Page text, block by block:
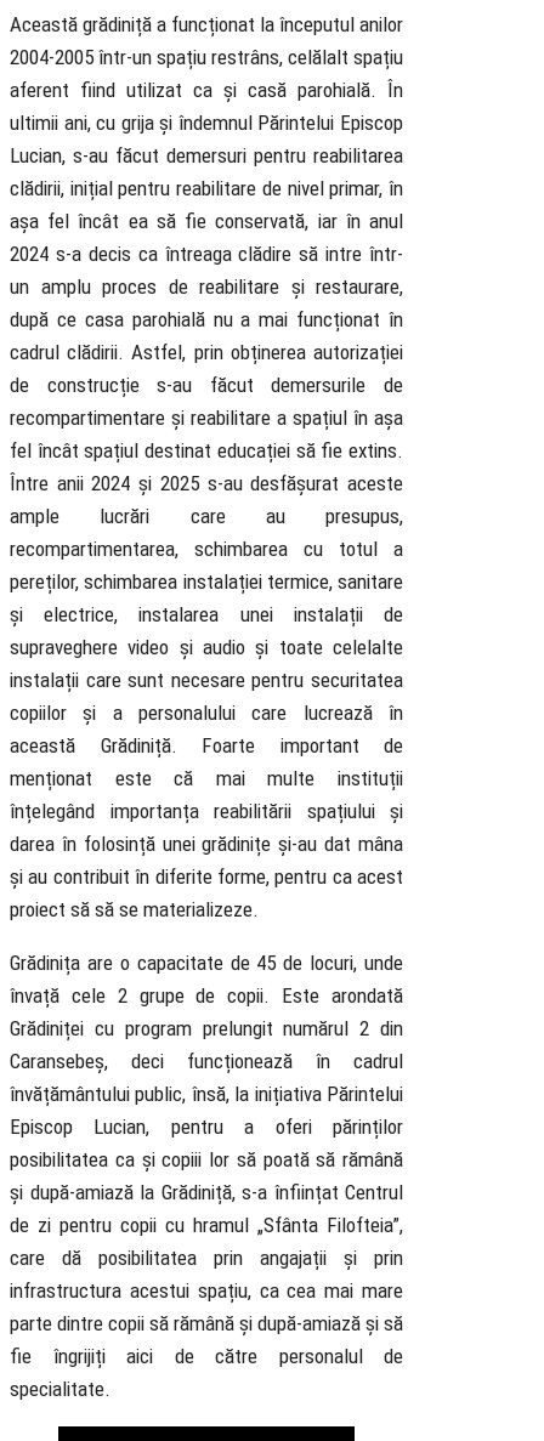
Această grădiniță a funcționat la începutul anilor
2004-2005 într-un spațiu restrâns, celălalt spațiu
aferent fiind utilizat ca și casă parohială. În
ultimii ani, cu grija și îndemnul Părintelui Episcop
Lucian, s-au făcut demersuri pentru reabilitarea
clădirii, inițial pentru reabilitare de nivel primar, în
așa fel încât ea să fie conservată, iar în anul
2024 s-a decis ca întreaga clădire să intre într-
un amplu proces de reabilitare și restaurare,
după ce casa parohială nu a mai funcționat în
cadrul clădirii. Astfel, prin obținerea autorizației
de construcție s-au făcut demersurile de
recompartimentare și reabilitare a spațiul în așa
fel încât spațiul destinat educației să fie extins.
Între anii 2024 și 2025 s-au desfășurat aceste
ample lucrări care au presupus,
recompartimentarea, schimbarea cu totul a
pereților, schimbarea instalației termice, sanitare
și electrice, instalarea unei instalații de
supraveghere video și audio și toate celelalte
instalații care sunt necesare pentru securitatea
copiilor și a personalului care lucrează în
această Grădiniță. Foarte important de
menționat este că mai multe instituții
înțelegând importanța reabilitării spațiului și
darea în folosință unei grădinițe și-au dat mâna
și au contribuit în diferite forme, pentru ca acest
proiect să să se materializeze.
Grădinița are o capacitate de 45 de locuri, unde
învață cele 2 grupe de copii. Este arondată
Grădiniței cu program prelungit numărul 2 din
Caransebeș, deci funcționează în cadrul
învățământului public, însă, la inițiativa Părintelui
Episcop Lucian, pentru a oferi părinților
posibilitatea ca și copiii lor să poată să rămână
și după-amiază la Grădiniță, s-a înființat Centrul
de zi pentru copii cu hramul „Sfânta Filofteia”,
care dă posibilitatea prin angajații și prin
infrastructura acestui spațiu, ca cea mai mare
parte dintre copii să rămână și după-amiază și să
fie îngrijiți aici de către personalul de
specialitate.